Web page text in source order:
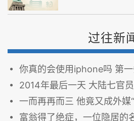
过往新
你真的会使用iphone吗 第
2014年最后一天 大陆七官
一而再再而三 他竟又成外媒
富翁得了绝症，一位隐居的名医给了